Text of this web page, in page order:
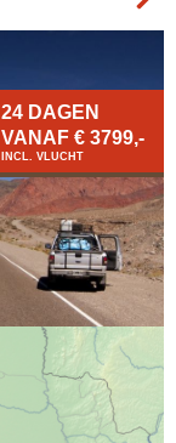
24 DAGEN
VANAF € 3799,-
INCL. VLUCHT